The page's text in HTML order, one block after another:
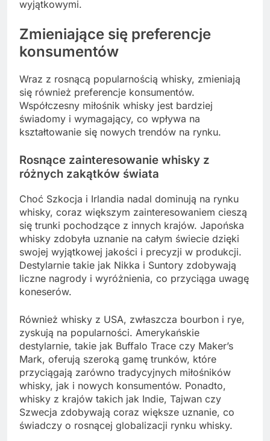
wyjątkowymi.
Zmieniające się preferencje
konsumentów
Wraz z rosnącą popularnością whisky, zmieniają
się również preferencje konsumentów.
Współczesny miłośnik whisky jest bardziej
świadomy i wymagający, co wpływa na
kształtowanie się nowych trendów na rynku.
Rosnące zainteresowanie whisky z
różnych zakątków świata
Choć Szkocja i Irlandia nadal dominują na rynku
whisky, coraz większym zainteresowaniem cieszą
się trunki pochodzące z innych krajów. Japońska
whisky zdobyła uznanie na całym świecie dzięki
swojej wyjątkowej jakości i precyzji w produkcji.
Destylarnie takie jak Nikka i Suntory zdobywają
liczne nagrody i wyróżnienia, co przyciąga uwagę
koneserów.
Również whisky z USA, zwłaszcza bourbon i rye,
zyskują na popularności. Amerykańskie
destylarnie, takie jak Buffalo Trace czy Maker’s
Mark, oferują szeroką gamę trunków, które
przyciągają zarówno tradycyjnych miłośników
whisky, jak i nowych konsumentów. Ponadto,
whisky z krajów takich jak Indie, Tajwan czy
Szwecja zdobywają coraz większe uznanie, co
świadczy o rosnącej globalizacji rynku whisky.